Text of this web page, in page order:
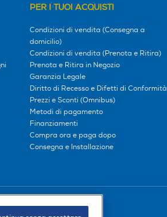
PER I TUOI ACQUISTI
Condizioni di vendita (Consegna a
domicilio)
Condizioni di vendita (Prenota e Ritira)
Prenota e Ritira in Negozio
Garanzia Legale
Diritto di Recesso e Difetti di Conformità
Prezzi e Sconti (Omnibus)
Metodi di pagamento
Finanziamenti
Compra ora e paga dopo
Consegna e Installazione
Seguici sui social